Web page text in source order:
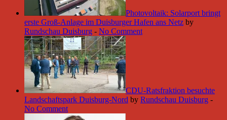
Photovoltaik: Solarport bringt
erste Groß-Anlage im Duisburger Hafen ans Netz by
Rundschau Duisburg - No Comment
CDU-Ratsfraktion besuchte
Landschaftspark Duisburg-Nord by Rundschau Duisburg -
No Comment